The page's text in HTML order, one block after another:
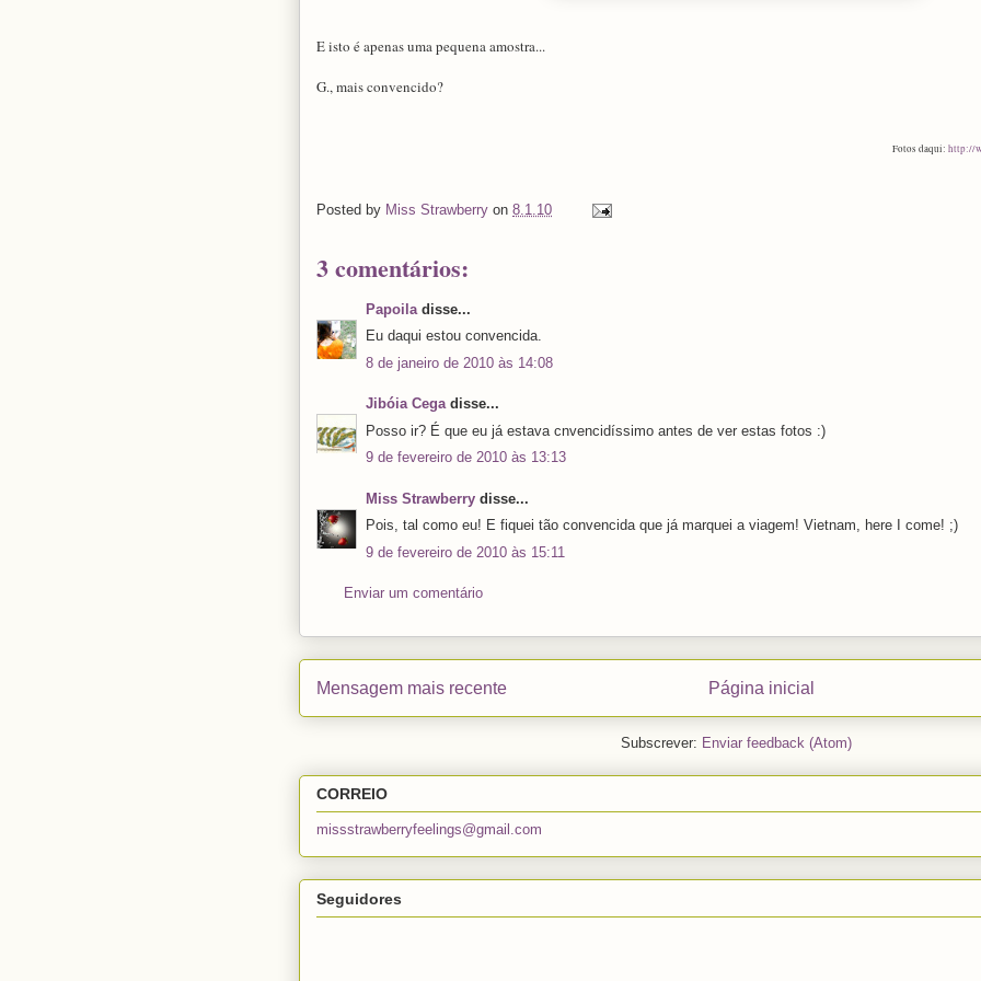
E isto é apenas uma pequena amostra...
G., mais convencido?
Fotos daqui: http://
Posted by Miss Strawberry on 8.1.10
3 comentários:
Papoila disse...
Eu daqui estou convencida.
8 de janeiro de 2010 às 14:08
Jibóia Cegadisse...
Posso ir? É que eu já estava cnvencidíssimo antes de ver estas fotos :)
9 de fevereiro de 2010 às 13:13
Miss Strawberry disse...
Pois, tal como eu! E fiquei tão convencida que já marquei a viagem! Vietnam, here I come! ;)
9 de fevereiro de 2010 às 15:11
Enviar um comentário
Mensagem mais recente Página inicial
Subscrever: Enviar feedback (Atom)
CORREIO
missstrawberryfeelings@gmail.com
Seguidores